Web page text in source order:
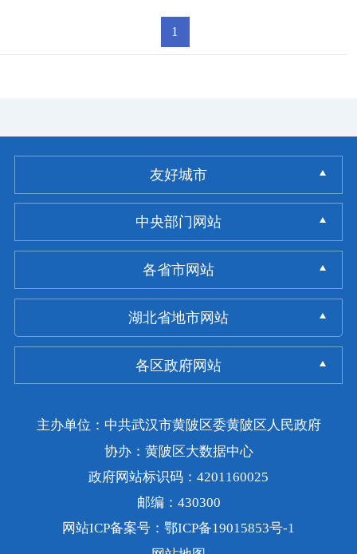
1
友好城市
中央部门网站
各省市网站
湖北省地市网站
各区政府网站
主办单位：中共武汉市黄陂区委黄陂区人民政府
协办：黄陂区大数据中心
政府网站标识码：4201160025
邮编：430300
网站ICP备案号：鄂ICP备19015853号-1